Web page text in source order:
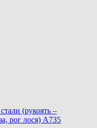
(рукоять –
рог лося) A735